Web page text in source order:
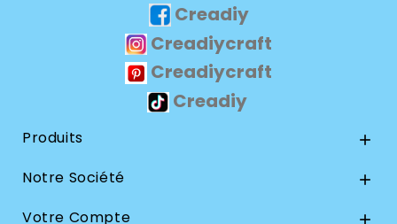
Creadiy
Creadiycraft
Creadiycraft
Creadiy
Produits 
Notre Société 
Votre Compte 